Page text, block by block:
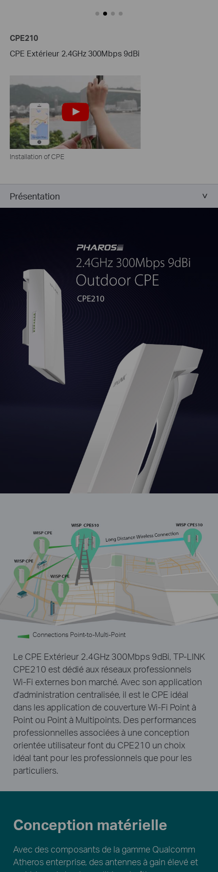
CPE210
CPE Extérieur 2.4GHz 300Mbps 9dBi
Installation of CPE
Présentation
Connections Point-to-Multi-Point
Le CPE Extérieur 2.4GHz 300Mbps 9dBi, TP-LINK
CPE210 est dédié aux réseaux professionnels
Wi-Fi externes bon marché. Avec son application
d'administration centralisée, il est le CPE idéal
dans les application de couverture Wi-Fi Point à
Point ou Point à Multipoints. Des performances
professionnelles associées à une conception
orientée utilisateur font du CPE210 un choix
idéal tant pour les professionnels que pour les
particuliers.
Conception matérielle
Avec des composants de la gamme Qualcomm
Atheros enterprise, des antennes à gain élevé et